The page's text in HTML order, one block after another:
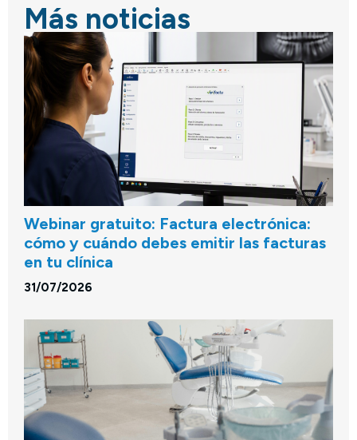
Más noticias
Webinar gratuito: Factura electrónica:
cómo y cuándo debes emitir las facturas
en tu clínica
31/07/2026